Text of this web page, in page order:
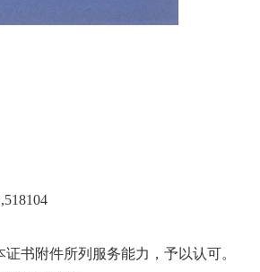
书附件所列服务能力，予以认可。